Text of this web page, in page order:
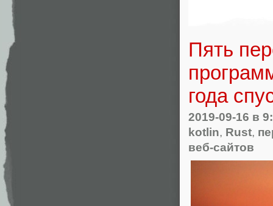
Пять
года
2019-09-16 в
kotlin, Rust,
веб-сайтов